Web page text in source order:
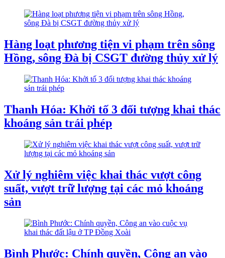
Hàng loạt phương tiện vi phạm trên sông
Hồng, sông Đà bị CSGT đường thủy xử lý
Thanh Hóa: Khởi tố 3 đối tượng khai thác
khoáng sản trái phép
Xử lý nghiêm việc khai thác vượt công
suất, vượt trữ lượng tại các mỏ khoáng
sản
Bình Phước: Chính quyền, Công an vào